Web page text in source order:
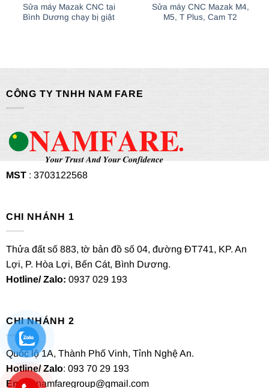
Sửa máy Mazak CNC tại
Bình Dương chạy bị giật
Sửa máy CNC Mazak M4,
M5, T Plus, Cam T2
CÔNG TY TNHH NAM FARE
MST: 3703122568
CHI NHÁNH 1
Thửa đất số 883, tờ bản đồ số 04, đường ĐT741, KP. An
Lợi, P. Hòa Lợi, Bến Cát, Bình Dương.
Hotline/ Zalo: 0937 029 193
CHI NHÁNH 2
Quốc lộ 1A, Thành Phố Vinh, Tỉnh Nghệ An.
Hotline/ Zalo: 093 70 29 193
Email
: namfaregroup@gmail.com